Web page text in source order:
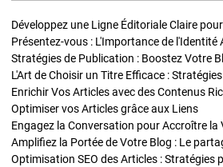
Développez une Ligne Éditoriale Claire
Présentez-vous : L'Importance de l'Identité
L'Art de Choisir un Titre Efficace :
Optimiser vos Articles grâce aux Liens
Engagez la Conversation pour Accroître la
Amplifiez la Portée de Votre Blog : Le